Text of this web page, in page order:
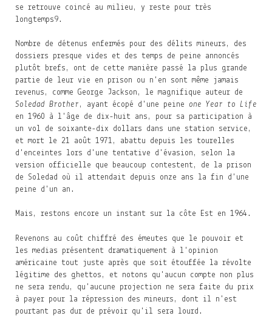
se retrouve coincé au milieu, y reste pour très
longtemps9.
Nombre de détenus enfermés pour des délits mineurs, des
dossiers presque vides et des temps de peine annoncés
plutôt brefs, ont de cette manière passé la plus grande
partie de leur vie en prison ou n'en sont même jamais
revenus, comme George Jackson, le magnifique auteur de
Soledad Brother , ayant écopé d'une peine one Year to Life
en 1960 à l'âge de dix-huit ans, pour sa participation à
un vol de soixante-dix dollars dans une station service,
et mort le 21 août 1971, abattu depuis les tourelles
d'enceintes lors d'une tentative d'évasion, selon la
version officielle que beaucoup contestent, de la prison
de Soledad où il attendait depuis onze ans la fin d'une
peine d'un an.
Mais, restons encore un instant sur la côte Est en 1964.
Revenons au coût chiffré des émeutes que le pouvoir et
les medias présentent dramatiquement à l'opinion
américaine tout juste après que soit étouffée la révolte
légitime des ghettos, et notons qu'aucun compte non plus
ne sera rendu, qu'aucune projection ne sera faite du prix
à payer pour la répression des mineurs, dont il n'est
pourtant pas dur de prévoir qu'il sera lourd.